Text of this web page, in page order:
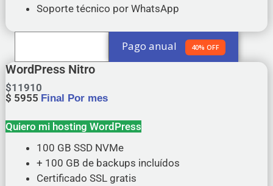
Soporte técnico por WhatsApp
Pago anual 40% OFF
WordPress Nitro
$11910
$ 5955 Final Por mes
100 GB SSD NVMe
+ 100 GB de backups incluídos
Certificado SSL gratis
Quiero mi hosting WordPress